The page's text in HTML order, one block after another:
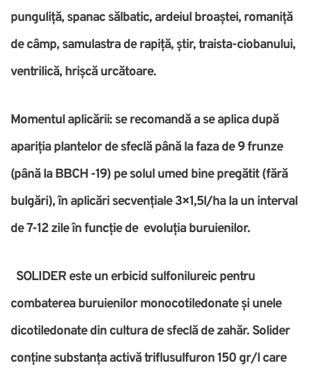
punguliță, spanac sălbatic, ardeiul broaștei, romaniță
de câmp, samulastra de rapiță, știr, traista-ciobanului,
ventrilică, hrișcă urcătoare.
Momentul aplicării: se recomandă a se aplica după
apariția plantelor de sfeclă până la faza de 9 frunze
(până la BBCH -19) pe solul umed bine pregătit (fără
bulgări), în aplicări secvențiale 3×1,5l/ha la un interval
de 7-12 zile în funcție de evoluția buruienilor.
SOLIDER este un erbicid sulfonilureic pentru
combaterea buruienilor monocotiledonate și unele
dicotiledonate din cultura de sfeclă de zahăr. Solider
conține substanța activă triflusulfuron 150 gr/l care